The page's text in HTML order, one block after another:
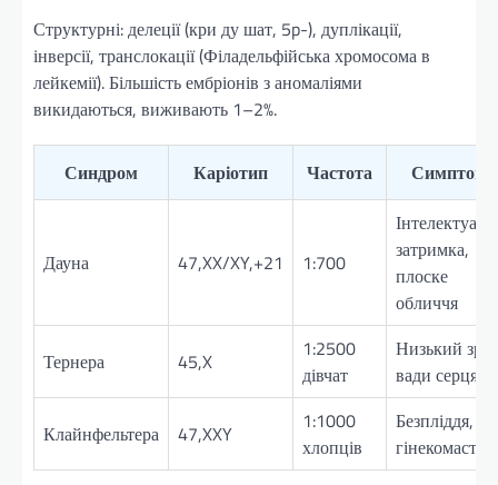
Структурні: делеції (кри ду шат, 5p-), дуплікації,
інверсії, транслокації (Філадельфійська хромосома в
лейкемії). Більшість ембріонів з аномаліями
викидаються, виживають 1–2%.
Синдром Каріотип Частота Симптоми
Дауна 47,XX/XY,+21 1:700
затримка,
плоске
обличчя
Тернера 45,X
1:2500
дівчат
Низький
вади серця
Клайнфельтера 47,XXY
1:1000
хлопців
Безпліддя,
гінекомастія